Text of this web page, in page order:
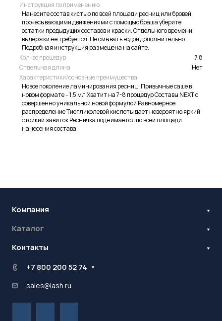
Инструкция по применению
Нанесите состав кистью по всей площади ресниц или бровей,
прочесывающими движениями с помощью браша уберите
остатки предыдущих составов и краски. Отдельного времени
выдержки не требуется. Не смывать водой дополнительно.
Подробная инструкция размещена на сайте.
Кол-во процедур
7,8
Отдельная длина
Нет
Характеристики/основные преимущества
Новое поколение ламинирования ресниц. Привычные саше в
новом формате – 1,5 мл Хватит на 7-8 процедур Составы NEXT с
совершенно уникальной новой формулой Равномерное
распределение Тиогликолевой кислоты дает невероятно яркий
стойкий завиток Ресничка поднимается по всей площади
нанесения состава
Компания
Бренды
Блог
Каталог
Наращивание ресниц
Ламинирование ресниц и бровей
Контакты
Стань оптовиком
Контрактное производство
+7 800 200 52 74
sales@lash.ru